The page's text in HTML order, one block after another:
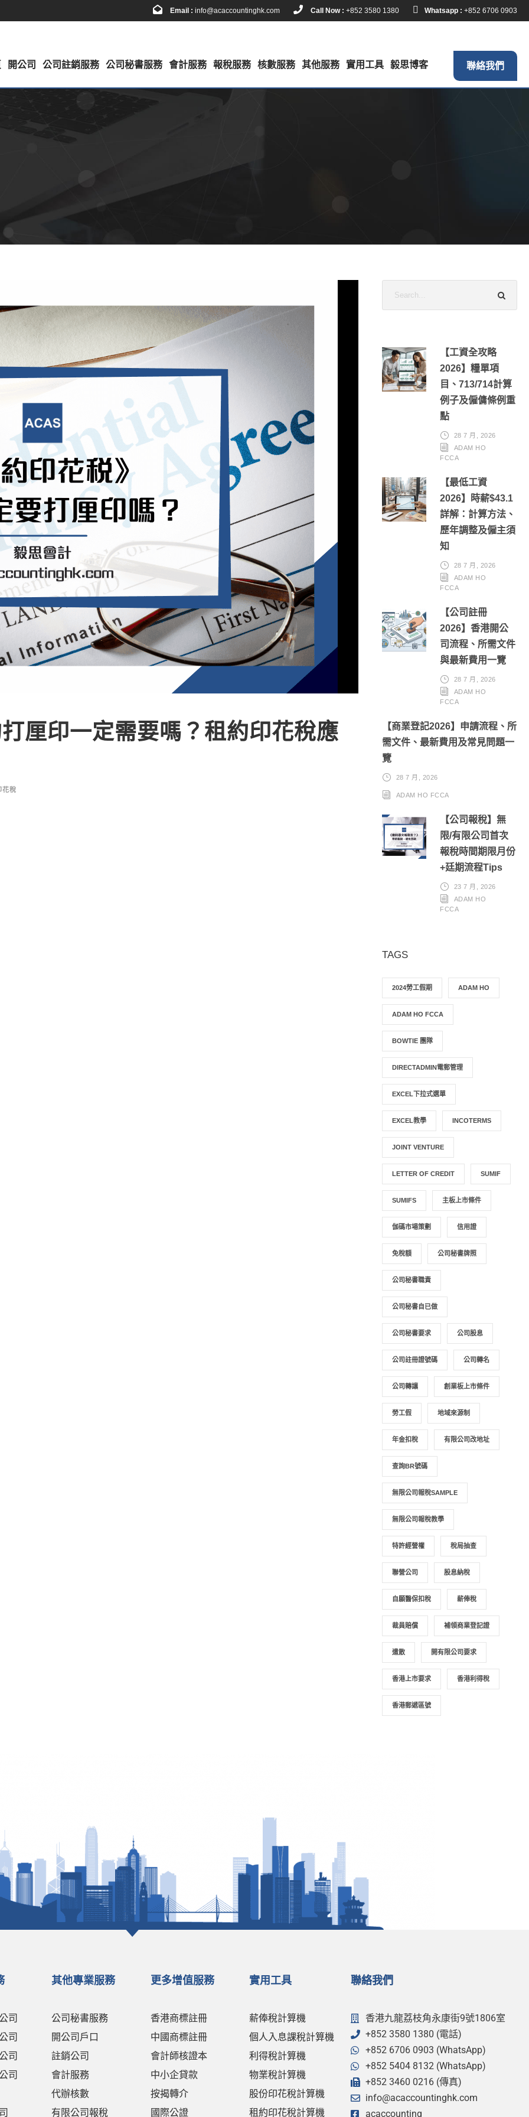
Email : info@acaccountinghk.com Call Now : +852 3580 1380 Whatsapp : +852 6706 0903
開公司 公司註銷服務 公司秘書服務 會計服務 報稅服務 核數服務 其他服務 實用工具 毅思博客 聯絡我們
厘印一定需要嗎？租約印花稅應
花稅
【工資全攻略
2026】糧單項
目、713/714計算
例子及僱傭條例重
點
28 7 月, 2026
ADAM HO
FCCA
【最低工資
2026】時薪$43.1
詳解：計算方法、
歷年調整及僱主須
知
28 7 月, 2026
ADAM HO
FCCA
【公司註冊
2026】香港開公
司流程、所需文件
與最新費用一覽
28 7 月, 2026
ADAM HO
FCCA
【商業登記2026】申請流程、所
需文件、最新費用及常見問題一
覽
28 7 月, 2026
ADAM HO FCCA
【公司報稅】無
限/有限公司首次
報稅時間期限月份
+廷期流程Tips
23 7 月, 2026
ADAM HO
FCCA
TAGS
2024勞工假期 ADAM HO
ADAM HO FCCA
BOWTIE 團隊
DIRECTADMIN電郵管理
EXCEL下拉式選單
EXCEL教學 INCOTERMS
JOINT VENTURE
LETTER OF CREDIT SUMIF
SUMIFS 主板上市條件
伽碼市場策劃 信用證
免稅額 公司秘書牌照
公司秘書職責
公司秘書自已做
公司秘書要求 公司股息
公司註冊證號碼 公司轉名
公司轉讓 創業板上市條件
勞工假 地域來源制
年金扣稅 有限公司改地址
查詢BR號碼
無限公司報稅SAMPLE
無限公司報稅教學
特許經營權 稅局抽查
聯營公司 股息納稅
自願醫保扣稅 薪俸稅
裁員賠償 補領商業登記證
遣散 開有限公司要求
香港上市要求 香港利得稅
香港郵遞區號
司
司
司
司
其他專業服務
公司秘書服務
開公司戶口
註銷公司
會計服務
代辦核數
有限公司報稅
更多增值服務
香港商標註冊
中國商標註冊
會計師核證本
中小企貸款
按揭轉介
國際公證
實用工具
薪俸稅計算機
個人入息課稅計算機
利得稅計算機
物業稅計算機
股份印花稅計算機
租約印花稅計算機
聯絡我們
香港九龍荔枝角永康街9號1806室
+852 3580 1380 (電話)
+852 6706 0903 (WhatsApp)
+852 5404 8132 (WhatsApp)
+852 3460 0216 (傳真)
info@acaccountinghk.com
acaccounting